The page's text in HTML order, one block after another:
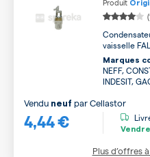
Produit
vaisselle
Marques
NEFF,
INDESIT,
4,44 €
Vendu neuf parCellastor
Plus d’offres